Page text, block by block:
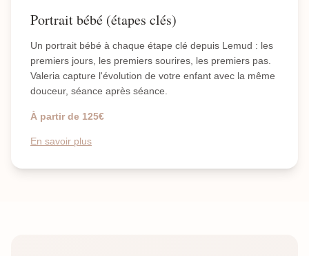
Portrait bébé (étapes clés)
Un portrait bébé à chaque étape clé depuis Lemud : les
premiers jours, les premiers sourires, les premiers pas.
Valeria capture l'évolution de votre enfant avec la même
douceur, séance après séance.
À partir de 125€
En savoir plus